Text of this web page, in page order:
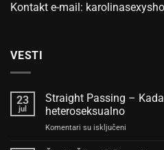
Kontakt e-mail:
VESTI
23
jul
Straight Passing –
heteroseksualno
Komentari su isključeni